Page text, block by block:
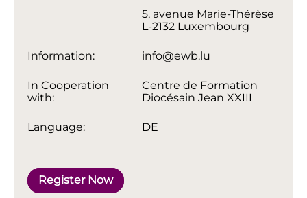
5, avenue Marie-Thérèse
L-2132 Luxembourg
Information: info@ewb.lu
In Cooperation
with:
Centre de Formation
Diocésain Jean XXIII
Language: DE
Register Now